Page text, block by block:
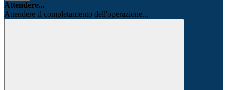
Attendere...
Attendere il completamento dell'operazione...